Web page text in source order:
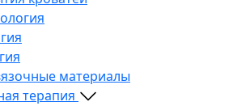
материалы
терапия